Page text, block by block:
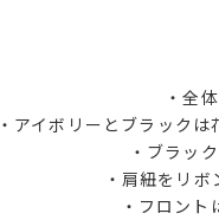
・全
・アイボリーとブラック
・ブラッ
・肩紐をリ
・フロン